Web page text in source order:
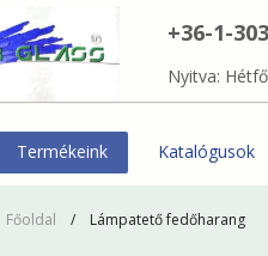
+36-1-
Nyitva:
Termékeink Katalógusok
Főoldal Lámpatető fedőharang